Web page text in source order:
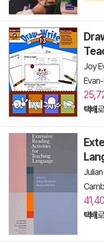
Joy
택배
택배